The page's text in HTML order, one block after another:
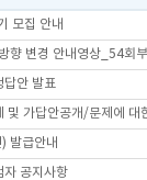
모집 안내
향 변경 안내영상_54회
답안 발표
및 가답안공개/문제에 대
발급안내
자 공지사항